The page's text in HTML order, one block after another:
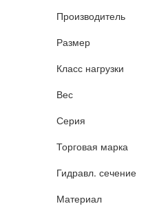
Производитель
Размер
Класс нагрузки
Вес
Серия
Торговая марка
Гидравл. сечение
Материал